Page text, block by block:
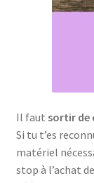
Il faut sortir de
Si tu t’es
matériel
stop à l’achat